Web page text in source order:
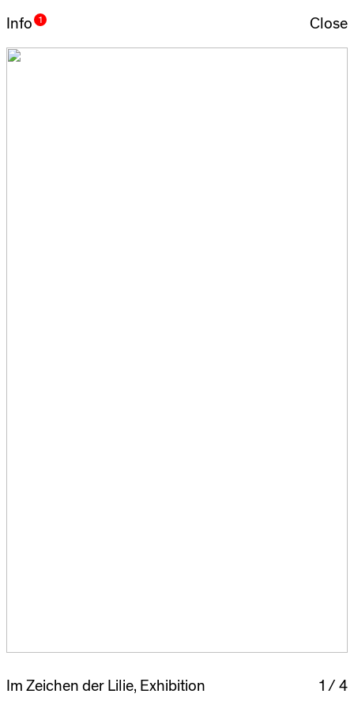
Close
Info
1 4
Im Zeichen der Lilie Exhibition